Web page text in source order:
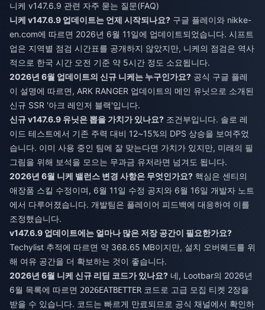
니케 v147.6.9 관련 자주 묻는 질문(FAQ)
니케 v147.6.9 업데이트는 언제 시작되나요? 구글 플레이와 nikke-
en.com에 따르면 2026년 6월 11일에 업데이트되었습니다. 시프트
업은 지역별 점검 시간표를 공개하지 않았지만, 니케의 점검은 역사
적으로 한국 시간 오전 기준 약 5시간 정도 소요됩니다.
2026년 6월 업데이트의 신규 니케는 누구인가요? 공식 구글 플레
이 설명에 따르면, ARK RANGER 업데이트의 메인 유닛으로 소개된
신규 SSR '아크 레인저 블랙'입니다.
신규 v147.6.9 유닛은 뽑을 가치가 있나요? 조건부입니다. 솔로 레
이드 테스트에서 기존 주력 대비 12~15%의 DPS 상승을 보여주었
습니다. 이미 사용 중인 팀에 잘 맞는다면 가치가 있지만, 미래의 필
그림을 위해 보석을 모으는 무과금 유저라면 넘겨도 됩니다.
2026년 6월 니케 밸런스 변경 사항은 무엇인가요? 핵심은 센티의
애장품 스킬 수정이며, 6월 11일 수정 공지와 6월 16일 개발자 노트
에서 다루어졌습니다. 개발팀은 플레이어 피드백에 대응하여 이를
조정했습니다.
v147.6.9 업데이트에는 얼마나 많은 저장 공간이 필요한가요?
Techylist 추적에 따르면 약 368.65 MB이지만, 설치 오버헤드를 위
해 여유 공간을 더 확보하는 것이 좋습니다.
2026년 6월 니케 신규 리딤 코드가 있나요? 네, Lootbar의 2026년
6월 목록에 따르면 2026EATBETTER 코드로 고급 모집 티켓 2장을
받을 수 있습니다. 코드는 빠르게 만료되므로 공식 채널에서 확인하